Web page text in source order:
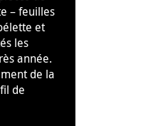
– feuilles
et
les
année.
de la
de